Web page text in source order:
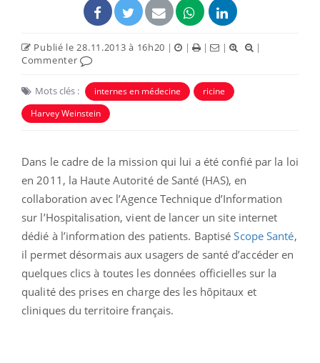
Publié le 28.11.2013 à 16h20 | | | |
|
Commenter
Mots clés : internes en médecine
ricine
Harvey Weinstein
Dans le cadre de la mission qui lui a été confié par la loi
en 2011, la Haute Autorité de Santé (HAS), en
collaboration avec l’Agence Technique d’Information
sur l’Hospitalisation, vient de lancer un site internet
dédié à l’information des patients. BaptiséScope Santé,
il permet désormais aux usagers de santé d’accéder en
quelques clics à toutes les données officielles sur la
qualité des prises en charge des les hôpitaux et
cliniques du territoire français.